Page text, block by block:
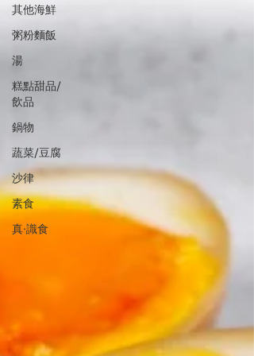
其他海鮮
粥粉麵飯
湯
糕點甜品/
飲品
鍋物
蔬菜/豆腐
沙律
素食
真·識食